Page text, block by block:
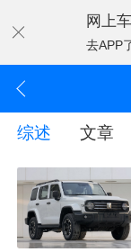
网上
去APP
综述 文章